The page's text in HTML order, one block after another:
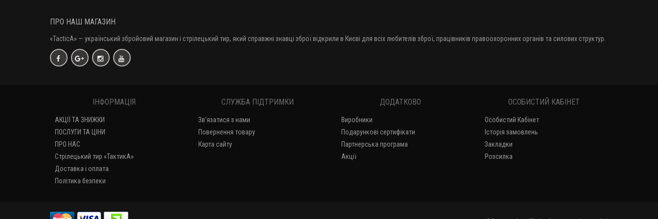
ПРО НАШ МАГАЗИН
«TacticA» — український збройовий магазин і стрілецький тир, який справжні знавці зброї відкрили в Києві для всіх любителів зброї, працівників правоохоронних органів та силових структур.
ІНФОРМАЦІЯ
АКЦІЇ ТА ЗНИЖКИ
ПОСЛУГИ ТА ЦІНИ
ПРО НАС
Стрілецький тир «ТактикА»
Доставка і оплата
Політика безпеки
СЛУЖБА ПІДТРИМКИ
Зв'язатися з нами
Повернення товару
Карта сайту
ДОДАТКОВО
Виробники
Подарункові сертифікати
Партнерська програма
Акції
ОСОБИСТИЙ КАБІНЕТ
Особистий Кабінет
Історія замовлень
Закладки
Розсилка